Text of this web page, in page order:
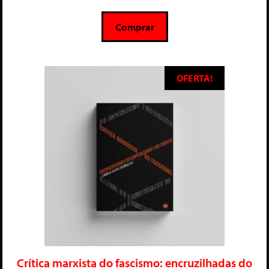
5
Comprar
OFERTA!
Crítica marxista do fascismo: encruzilhadas do